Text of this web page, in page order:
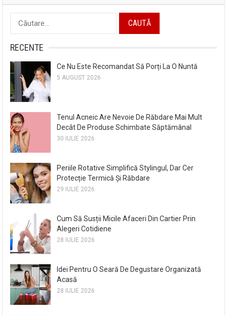
Caută
după:
RECENTE
Ce Nu Este Recomandat Să Porți La O Nuntă
5 AUGUST 2026
Tenul Acneic Are Nevoie De Răbdare Mai Mult
Decât De Produse Schimbate Săptămânal
30 IULIE 2026
Periile Rotative Simplifică Stylingul, Dar Cer
Protecție Termică Și Răbdare
29 IULIE 2026
Cum Să Susții Micile Afaceri Din Cartier Prin
Alegeri Cotidiene
28 IULIE 2026
Idei Pentru O Seară De Degustare Organizată
Acasă
28 IULIE 2026